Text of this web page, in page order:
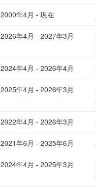
2000年4月 - 現在
2026年4月 - 2027年3月
2024年4月 - 2026年4月
2025年4月 - 2026年3月
2022年4月 - 2026年3月
2021年6月 - 2025年6月
2024年4月 - 2025年3月